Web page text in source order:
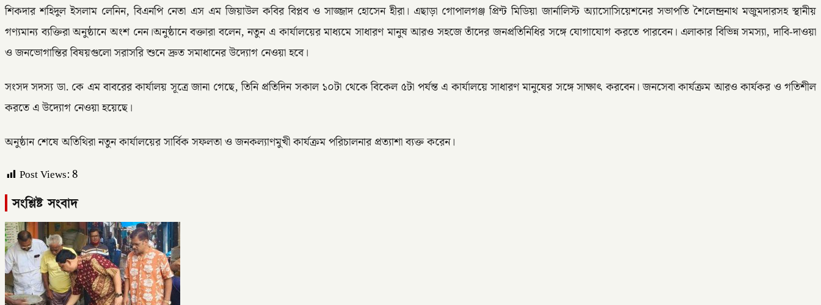
শিকদার শহিদুল ইসলাম লেনিন, বিএনপি নেতা এস এম জিয়াউল কবির বিপ্লব ও সাজ্জাদ হোসেন হীরা। এছাড়া গোপালগঞ্জ প্রিন্ট মিডিয়া জার্নালিস্ট অ্যাসোসিয়েশনের সভাপতি শৈলেন্দ্রনাথ মজুমদারসহ স্থানীয়
গণ্যমান্য ব্যক্তিরা অনুষ্ঠানে অংশ নেন।অনুষ্ঠানে বক্তারা বলেন, নতুন এ কার্যালয়ের মাধ্যমে সাধারণ মানুষ আরও সহজে তাঁদের জনপ্রতিনিধির সঙ্গে যোগাযোগ করতে পারবেন। এলাকার বিভিন্ন সমস্যা, দাবি-দাওয়া
ও জনভোগান্তির বিষয়গুলো সরাসরি শুনে দ্রুত সমাধানের উদ্যোগ নেওয়া হবে।
সংসদ সদস্য ডা. কে এম বাবরের কার্যালয় সূত্রে জানা গেছে, তিনি প্রতিদিন সকাল ১০টা থেকে বিকেল ৫টা পর্যন্ত এ কার্যালয়ে সাধারণ মানুষের সঙ্গে সাক্ষাৎ করবেন। জনসেবা কার্যক্রম আরও কার্যকর ও গতিশীল
করতে এ উদ্যোগ নেওয়া হয়েছে।
অনুষ্ঠান শেষে অতিথিরা নতুন কার্যালয়ের সার্বিক সফলতা ও জনকল্যাণমুখী কার্যক্রম পরিচালনার প্রত্যাশা ব্যক্ত করেন।
Post Views:8
সংশ্লিষ্ট সংবাদ